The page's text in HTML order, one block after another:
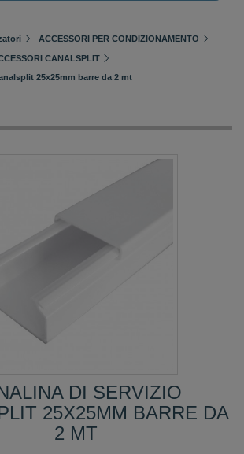
ACCESSORI PER CONDIZIONAMENTO
CANALSPLIT
25x25mm barre da 2 mt
DI SERVIZIO
25X25MM BARRE DA
2 MT